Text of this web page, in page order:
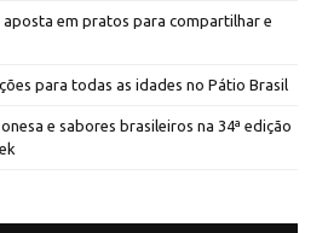
aposta em pratos para compartilhar e
para todas as idades no Pátio Brasil
e sabores brasileiros na 34ª edição